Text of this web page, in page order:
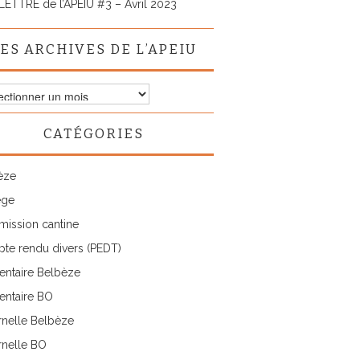
de l’APEIU #3 – Avril 2023
ARCHIVES DE L’APEIU
CATÉGORIES
cantine
rendu divers (PEDT)
Belbèze
BO
Belbèze
BO